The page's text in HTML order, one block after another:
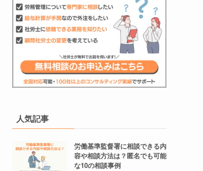
人気記事
労働基準監督署に相談できる内
容や相談方法は？匿名でも可能
な10の相談事例